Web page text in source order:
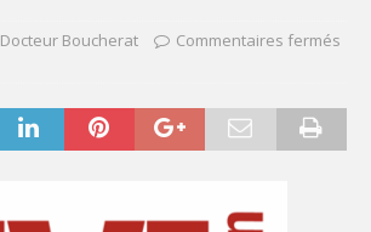
Docteur Boucherat Commentaires fermés